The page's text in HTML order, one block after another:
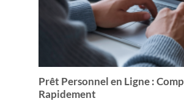
Prêt Personnel en Ligne :
Rapidement